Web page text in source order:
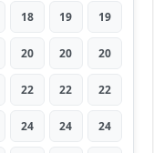
18 19 19
20 20 20
22 22 22
24 24 24